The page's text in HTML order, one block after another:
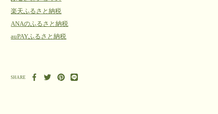
楽天ふるさと納税
ANAのふるさと納税
auPAYふるさと納税
SHARE